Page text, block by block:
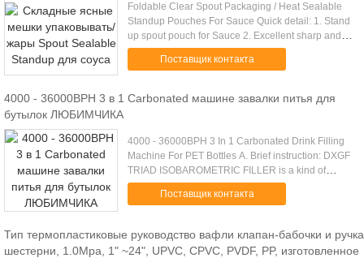
Foldable Clear Spout Packaging / Heat Sealable
Standup Pouches For Sauce Quick detail: 1. Stand
up spout pouch for Sauce 2. Excellent sharp and
vivid printing effect,matte or glossy 3. Variety of
spout types .....Поставщик контакта
4000 - 36000BPH 3 в 1 Carbonated машине завалки питья для
бутылок ЛЮБИМЧИКА
4000 - 36000BPH 3 In 1 Carbonated Drink Filling
Machine For PET Bottles A. Brief instruction: DXGF
TRIAD ISOBAROMETRIC FILLER is a kind of
professional filling machine integrator for gassy
beverage,It is ...
Поставщик контакта
Тип термопластиковые руководство вафли клапан-бабочки и ручка
шестерни, 1.0Mpa, 1" ~24", UPVC, CPVC, PVDF, PP, изготовленное